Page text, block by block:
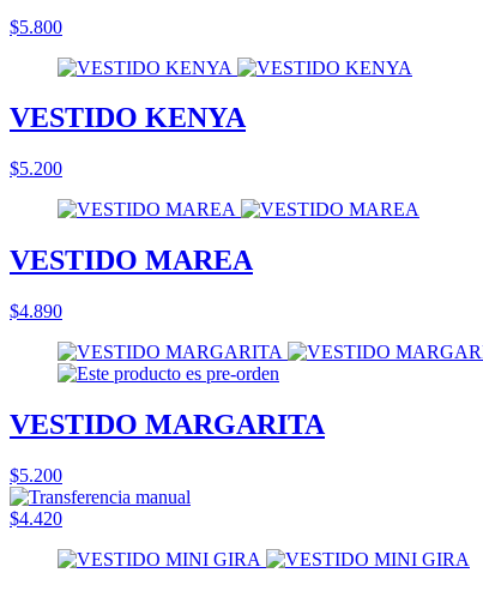
$5.800
VESTIDO KENYA
$5.200
VESTIDO MAREA
$4.890
VESTIDO MARGARITA
$5.200
$4.420